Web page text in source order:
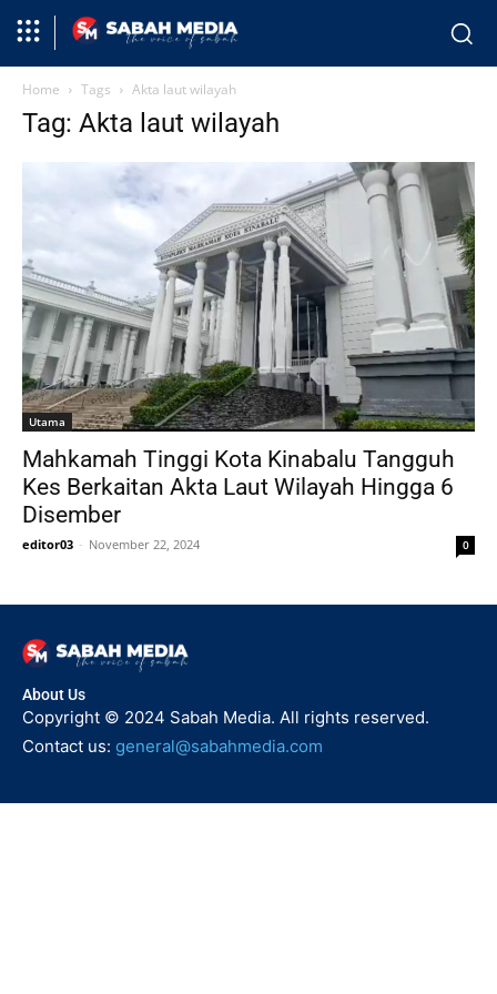
Home Tags Akta laut wilayah
Tag: Akta laut wilayah
Utama
Mahkamah Tinggi Kota Kinabalu Tangguh
Kes Berkaitan Akta Laut Wilayah Hingga 6
Disember
editor03 - November 22, 2024 0
About Us
Copyright © 2024 Sabah Media. All rights reserved.
Contact us: general@sabahmedia.com